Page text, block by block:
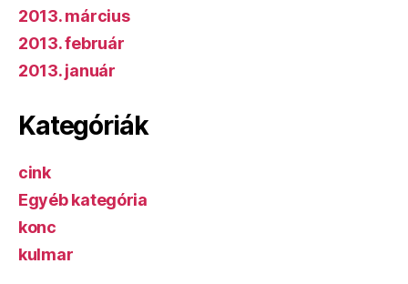
2013. március
2013. február
2013. január
Kategóriák
cink
Egyéb kategória
konc
kulmar